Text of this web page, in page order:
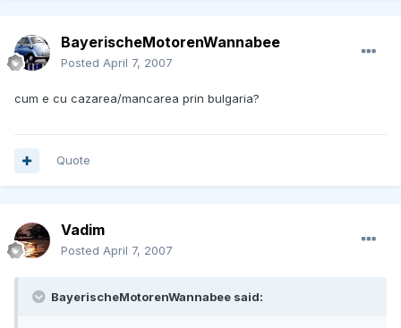
BayerischeMotorenWannabee
Posted April 7, 2007
cum e cu cazarea/mancarea prin bulgaria?
Quote
Vadim
Posted April 7, 2007
BayerischeMotorenWannabee said: